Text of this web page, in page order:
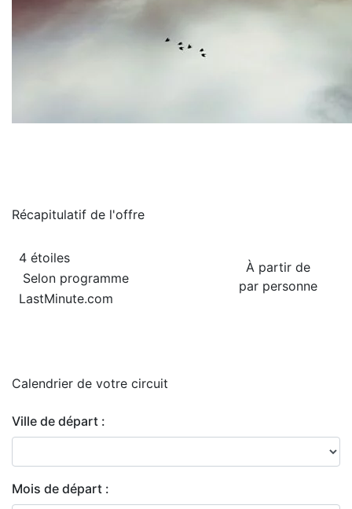
Récapitulatif de l'offre
À partir de
par personne
4 étoiles
Selon programme
LastMinute.com
Calendrier de votre circuit
Ville de départ :
Mois de départ :